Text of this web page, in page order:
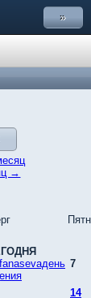
»
→
7
14